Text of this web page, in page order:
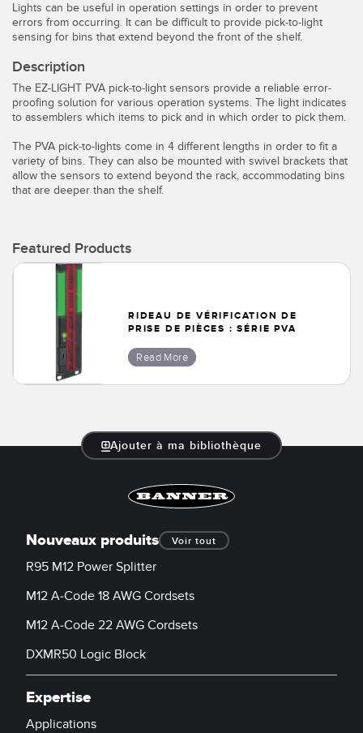
Capteurs d’aide au choix
Capteurs de température
Capteurs de détection de zone
Capteurs de surveillance des conditions
Capteurs de vibrations
ACCESSORIES
Converters
LOGICIELS
Logiciel de configuration de capteur sans fil
TECHNOLOGY
Télésurveillance
LIENS CONNEXES
Washdown
IO-Link
Lights can be useful in operation settings in order to prevent
errors from occurring. It can be difficult to provide pick-to-light
sensing for bins that extend beyond the front of the shelf.
Description
The EZ-LIGHT PVA pick-to-light sensors provide a reliable error-
proofing solution for various operation systems. The light indicates
to assemblers which items to pick and in which order to pick them.
The PVA pick-to-lights come in 4 different lengths in order to fit a
variety of bins. They can also be mounted with swivel brackets that
allow the sensors to extend beyond the rack, accommodating bins
that are deeper than the shelf.
Featured Products
RIDEAU DE VÉRIFICATION DE
PRISE DE PIÈCES : SÉRIE PVA
Read More
Ajouter à ma bibliothèque
Nouveaux produits Voir tout
R95 M12 Power Splitter
M12 A-Code 18 AWG Cordsets
M12 A-Code 22 AWG Cordsets
DXMR50 Logic Block
Expertise
Applications